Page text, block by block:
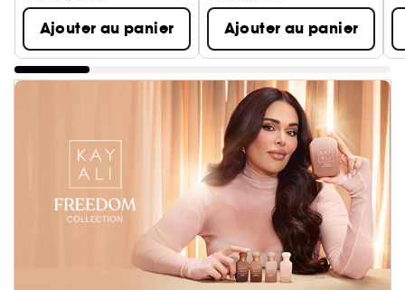
Ajouter au panier Ajouter au panier